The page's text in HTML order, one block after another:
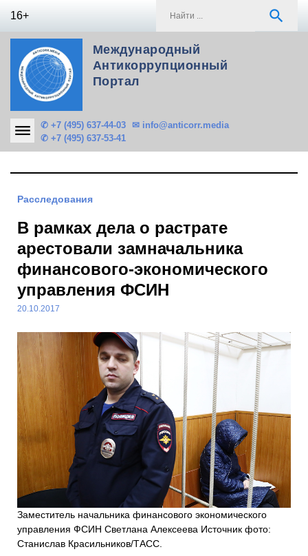
16+ search
Международный
Антикоррупционный
Портал
✆ +7 (495) 637-44-03
✆ +7 (495) 637-53-41
✉ info@anticorr.media
Расследования
В рамках дела о растрате
арестовали замначальника
финансового-экономического
управления ФСИН
20.10.2017
Заместитель начальника финансового экономического
управления ФСИН Светлана Алексеева Источник фото:
Станислав Красильников/ТАСС.